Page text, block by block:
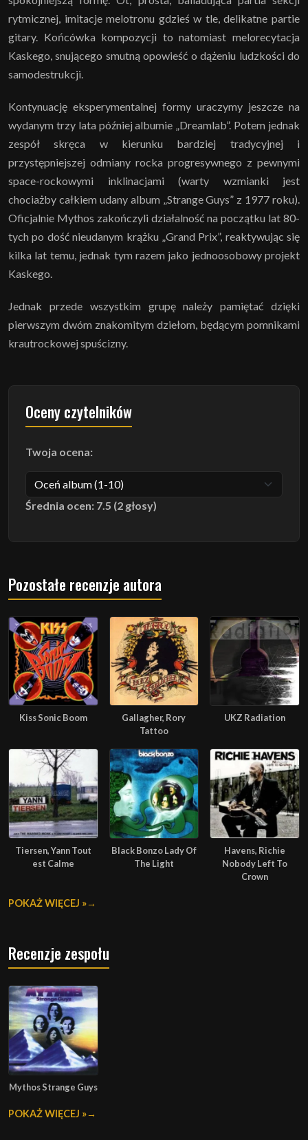
rytmicznej, imitacje melotronu gdzieś w tle, delikatne partie
gitary. Końcówka kompozycji to natomiast melorecytacja
Kaskego, snującego smutną opowieść o dążeniu ludzkości do
samodestrukcji.
Kontynuację eksperymentalnej formy uraczymy jeszcze na
wydanym trzy lata później albumie „Dreamlab”. Potem jednak
zespół skręca w kierunku bardziej tradycyjnej i
przystępniejszej odmiany rocka progresywnego z pewnymi
space-rockowymi inklinacjami (warty wzmianki jest
chociażby całkiem udany album „Strange Guys” z 1977 roku).
Oficjalnie Mythos zakończyli działalność na początku lat 80-
tych po dość nieudanym krążku „Grand Prix”, reaktywując się
kilka lat temu, jednak tym razem jako jednoosobowy projekt
Kaskego.
Jednak przede wszystkim grupę należy pamiętać dzięki
pierwszym dwóm znakomitym dziełom, będącym pomnikami
krautrockowej spuścizny.
Oceny czytelników
Twoja ocena:
Średnia ocen: 7.5 (2 głosy)
Pozostałe recenzje autora
Kiss Sonic Boom
Gallagher, Rory
Tattoo
UKZ Radiation
Tiersen, Yann Tout
est Calme
Black Bonzo Lady Of
The Light
Havens, Richie
Nobody Left To
Crown
POKAŻ WIĘCEJ »
Recenzje zespołu
Mythos Strange Guys
POKAŻ WIĘCEJ »